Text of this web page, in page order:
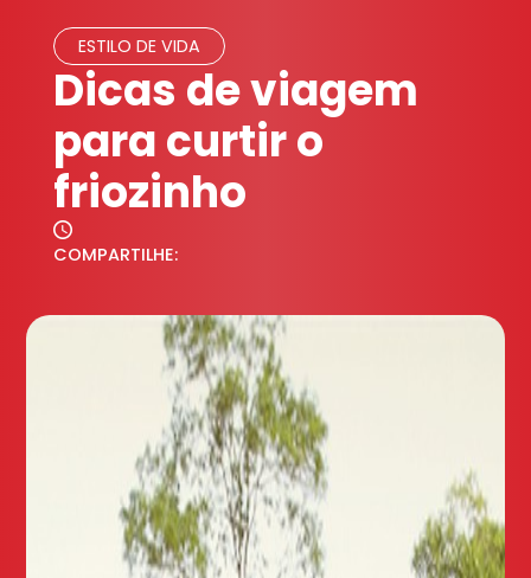
ESTILO DE VIDA
Dicas de viagem
para curtir o
friozinho
COMPARTILHE: